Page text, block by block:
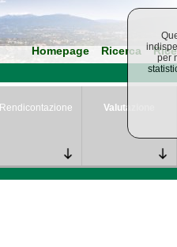
Homepage Ricerca
Rendicontazione Valutazione
per